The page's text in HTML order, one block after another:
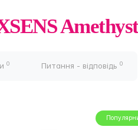
0 Питання - відповідь 0